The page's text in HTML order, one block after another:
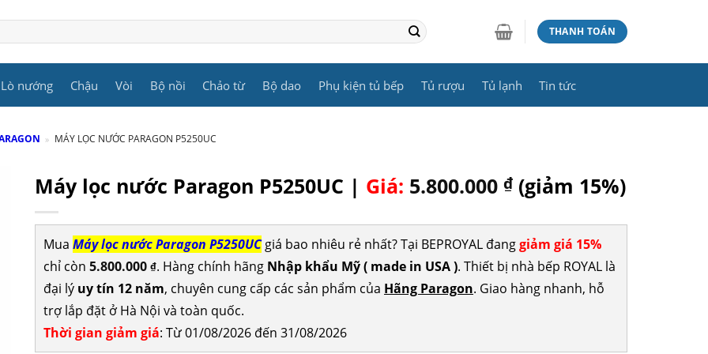
THANH TOÁN
Lò nướng Chậu Vòi Bộ nồi Chảo từ Bộ dao Phụ kiện tủ bếp Tủ rượu Tủ lạnh Tin tức
» MÁY LỌC NƯỚC PARAGON P5250UC
Máy lọc nước Paragon P5250UC | Giá: 5.800.000 ₫(giảm 15%)
Mua Máy lọc nước Paragon P5250UCgiá bao nhiêu rẻ nhất? Tại BEPROYAL đanggiảm giá 15%
chỉ còn 5.800.000 ₫. Hàng chính hãng Nhập khẩu Mỹ ( made in USA ). Thiết bị nhà bếp ROYAL là
đại lý uy tín 12 năm, chuyên cung cấp các sản phẩm của Hãng Paragon. Giao hàng nhanh, hỗ
trợ lắp đặt ở Hà Nội và toàn quốc.
Thời gian giảm giá: Từ 01/08/2026 đến 31/08/2026